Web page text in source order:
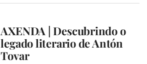
AXENDA | Descubrindo o
legado literario de Antón
Tovar